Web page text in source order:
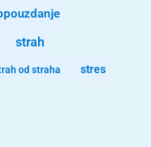
strah
od straha stres